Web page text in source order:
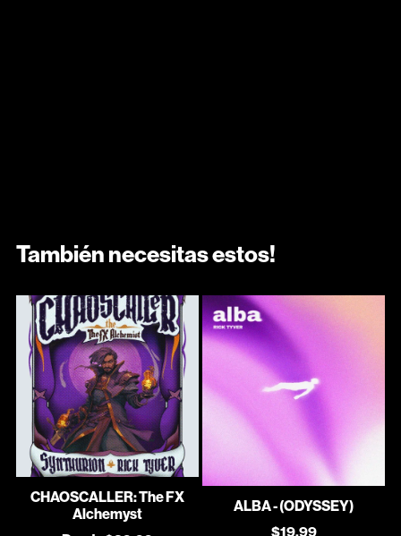
También necesitas estos!
CHAOSCALLER: The FX
Alchemyst
ALBA - (ODYSSEY)
$19.99